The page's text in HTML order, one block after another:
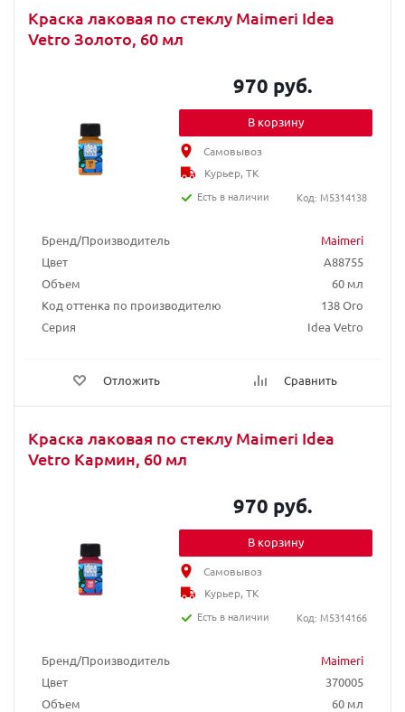
Краска лаковая по стеклу Maimeri Idea
Vetro Золото, 60 мл
Бренд/Производитель
Maimeri
Цвет
A88755
Объем
60 мл
Код оттенка по производителю
138 Oro
Серия
Idea Vetro
Отложить Сравнить
970 руб.
В корзину
Самовывоз
Курьер, ТК
Есть в наличии
Код: M5314138
Краска лаковая по стеклу Maimeri Idea
Vetro Кармин, 60 мл
Бренд/Производитель
Maimeri
Цвет
370005
Объем
60 мл
970 руб.
В корзину
Самовывоз
Курьер, ТК
Есть в наличии
Код: M5314166